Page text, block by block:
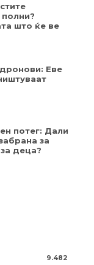
што ќе ве
Еве
потег: Дали
за
деца?
9.482